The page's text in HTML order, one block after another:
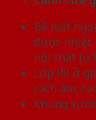
Bề mặt
được nhiệt
nội thất từ
Lớp lõi ở
cách âm,
Khung